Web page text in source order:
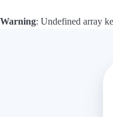
Warning: Undefined array